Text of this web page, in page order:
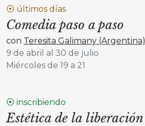
⦿ últimos días
Comedia paso a paso
con Teresita Galimany (Argentina)
9 de abril al 30 de julio
Miércoles de 19 a 21
⦿ inscribiendo
Estética de la liberación